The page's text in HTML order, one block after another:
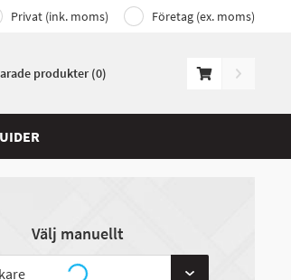
Privat (ink. moms) Företag (ex. moms)
produkter (0)
Välj manuellt